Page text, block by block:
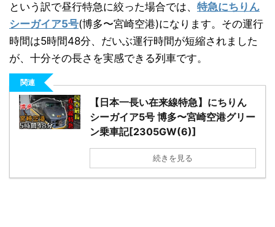
縦断(10)
という訳で昼行特急に絞った場合では、 特急にちりん
シーガイア5号(博多〜宮崎空港)になります。その運行
時間は5時間48分、だいぶ運行時間が短縮されました
が、十分その長さを実感できる列車です。
関連
【日本一長い在来線特急】にちりん
シーガイア5号 博多〜宮崎空港グリー
ン乗車記[2305GW(6)]
続きを見る